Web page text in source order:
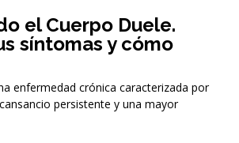
el Cuerpo Duele.
síntomas y cómo
enfermedad crónica caracterizada por
persistente y una mayor